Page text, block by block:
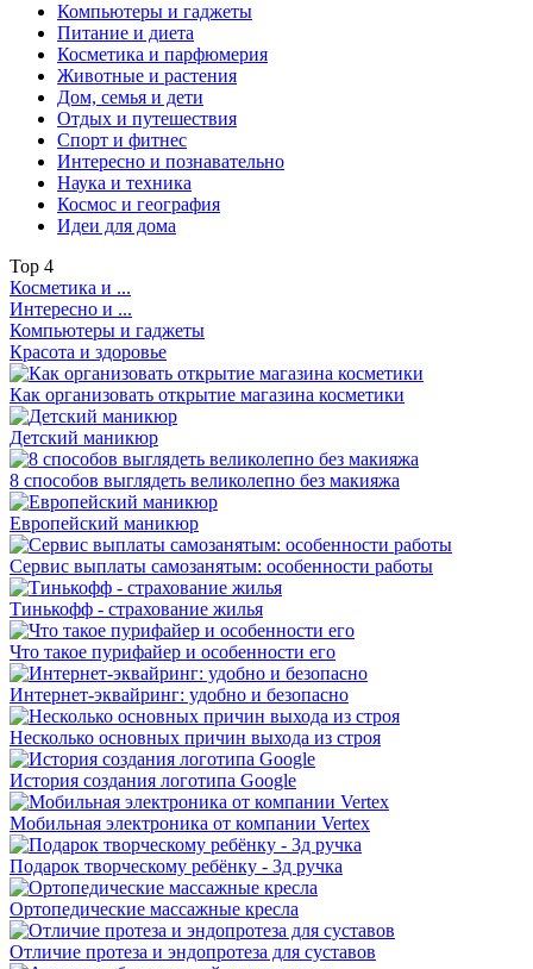
Компьютеры и гаджеты
Питание и диета
Косметика и парфюмерия
Животные и растения
Дом, семья и дети
Отдых и путешествия
Спорт и фитнес
Интересно и познавательно
Наука и техника
Космос и география
Идеи для дома
Top 4
Косметика и ...
Интересно и ...
Компьютеры и гаджеты
Красота и здоровье
Как организовать открытие магазина косметики
Детский маникюр
8 способов выглядеть великолепно без макияжа
Европейский маникюр
Сервис выплаты самозанятым: особенности работы
Тинькофф - страхование жилья
Что такое пурифайер и особенности его
Интернет-эквайринг: удобно и безопасно
Несколько основных причин выхода из строя
История создания логотипа Google
Мобильная электроника от компании Vertex
Подарок творческому ребёнку - 3д ручка
Ортопедические массажные кресла
Отличие протеза и эндопротеза для суставов